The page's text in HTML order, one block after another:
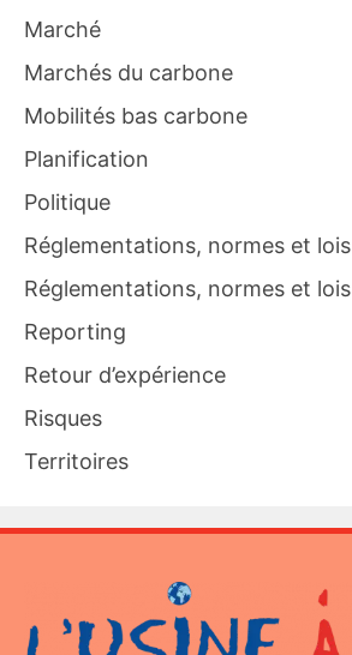
Marché
Marchés du carbone
Mobilités bas carbone
Planification
Politique
Réglementations, normes et lois
Réglementations, normes et lois
Reporting
Retour d’expérience
Risques
Territoires